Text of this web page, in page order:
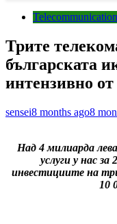
Трите
българската
интензивно от
sensei8 months ago8
Над 4 милиарда
услуги у нас за
инвестициите на
10